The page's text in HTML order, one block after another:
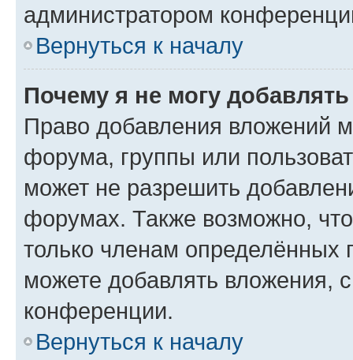
администратором
Вернуться к началу
Почему я не могу
Право добавления вложений
форума, группы или
может не разрешить
форумах. Также возможно,
только членам определённых
можете добавлять вложения,
конференции.
Вернуться к началу